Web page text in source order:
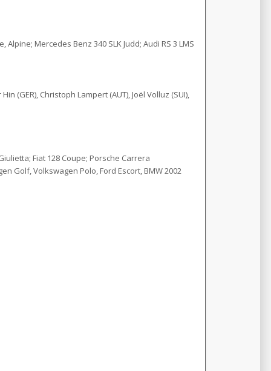
Mercedes Benz 340 SLK Judd; Audi RS 3 LMS
(GER), Christoph Lampert (AUT), Joël Volluz (SUI),
Fiat 128 Coupe; Porsche Carrera
Golf, Volkswagen Polo, Ford Escort, BMW 2002